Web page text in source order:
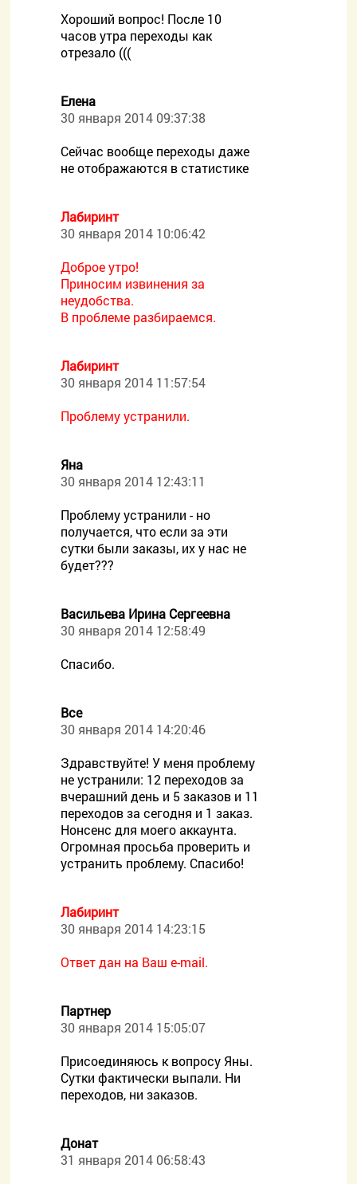
Хороший вопрос! После 10
часов утра переходы как
отрезало (((
Елена
30 января 2014 09:37:38
Сейчас вообще переходы даже
не отображаются в статистике
Лабиринт
30 января 2014 10:06:42
Доброе утро!
Приносим извинения за
неудобства.
В проблеме разбираемся.
Лабиринт
30 января 2014 11:57:54
Проблему устранили.
Яна
30 января 2014 12:43:11
Проблему устранили - но
получается, что если за эти
сутки были заказы, их у нас не
будет???
Васильева Ирина Сергеевна
30 января 2014 12:58:49
Спасибо.
Все
30 января 2014 14:20:46
Здравствуйте! У меня проблему
не устранили: 12 переходов за
вчерашний день и 5 заказов и 11
переходов за сегодня и 1 заказ.
Нонсенс для моего аккаунта.
Огромная просьба проверить и
устранить проблему. Спасибо!
Лабиринт
30 января 2014 14:23:15
Ответ дан на Ваш e-mail.
Партнер
30 января 2014 15:05:07
Присоединяюсь к вопросу Яны.
Сутки фактически выпали. Ни
переходов, ни заказов.
Донат
31 января 2014 06:58:43